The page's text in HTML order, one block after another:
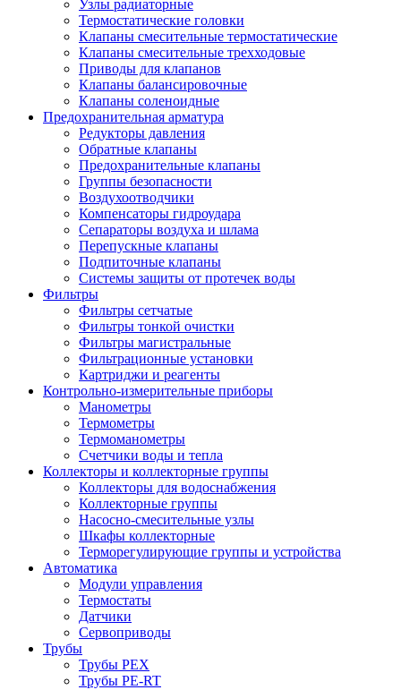
Узлы радиаторные
Термостатические головки
Клапаны смесительные термостатические
Клапаны смесительные трехходовые
Приводы для клапанов
Клапаны балансировочные
Клапаны соленоидные
Предохранительная арматура
Редукторы давления
Обратные клапаны
Предохранительные клапаны
Группы безопасности
Воздухоотводчики
Компенсаторы гидроудара
Сепараторы воздуха и шлама
Перепускные клапаны
Подпиточные клапаны
Системы защиты от протечек воды
Фильтры
Фильтры сетчатые
Фильтры тонкой очистки
Фильтры магистральные
Фильтрационные установки
Картриджи и реагенты
Контрольно-измерительные приборы
Манометры
Термометры
Термоманометры
Счетчики воды и тепла
Коллекторы и коллекторные группы
Коллекторы для водоснабжения
Коллекторные группы
Насосно-смесительные узлы
Шкафы коллекторные
Терморегулирующие группы и устройства
Автоматика
Модули управления
Термостаты
Датчики
Сервоприводы
Трубы
Трубы PEX
Трубы PE-RT